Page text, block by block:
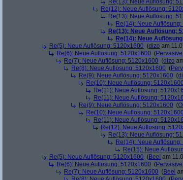
Re(13): Neue Auflösung:
Re(12): Neue Auflösung:
Re(13): Neue Auflösung:
Re(14): Neue
Re(13): Neue Auflösung:
Re(14): Neue
Re(5): Neue Auflösung: 5120x1600 (dizo am
Re(6): Neue Auflösung: 5120x1600 (Pervasive
Re(7): Neue Auflösung: 5120x1600 (dizo
Re(8): Neue Auflösung: 5120x1600 (
Re(9): Neue Auflösung: 5120x1600 (
Re(10): Neue Auflösung: 5120x1600
Re(11): Neue Auflösung:
Re(11): Neue Auflösung:
Re(9): Neue Auflösung: 5120x1600 (
Re(10): Neue Auflösung: 5120x1600
Re(11): Neue Auflösung:
Re(12): Neue Auflösung:
Re(13): Neue Auflösung:
Re(14): Neue
Re(15): Neue
Re(5): Neue Auflösung: 5120x1600 (Beel am
Re(6): Neue Auflösung: 5120x1600 (Pervasive
Re(7): Neue Auflösung: 5120x1600 (Beel